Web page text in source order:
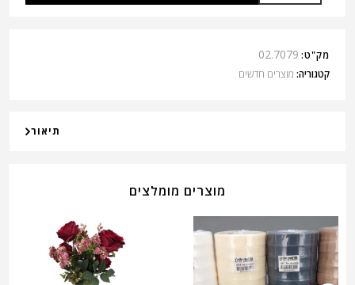
מק"ט: 02.7079
קטגוריה: מוצרים חדשים
תיאור
מוצרים מומלצים